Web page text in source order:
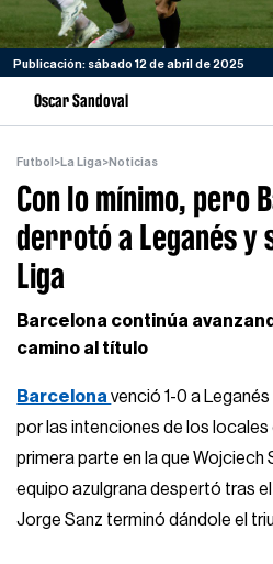
Publicación: sábado 12 de abril de 2025
Oscar Sandoval
Futbol >La Liga>Noticias
Con lo mínimo, pero
derrotó a Leganés y
Liga
Barcelona continúa
camino al título
Barcelonavenció 1-0 a
por las intenciones de los locales
primera parte en la que Wojciech
equipo azulgrana despertó tras
Jorge Sanz terminó dándole el